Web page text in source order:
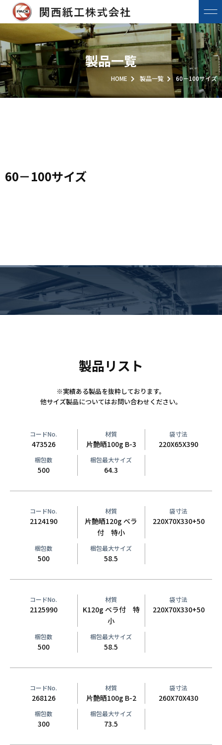
製品一覧
HOME 製品一覧 60－100サイズ
60－100サイズ
製品リスト
※実績ある製品を抜粋しております。
他サイズ製品についてはお問い合わせください。
コードNo.
473526
材質
片艶晒100g B-3
袋寸法
220X65X390
梱包数
500
梱包最大サイズ
64.3
コードNo.
2124190
材質
片艶晒120g ベラ
付 特小
袋寸法
220X70X330+50
梱包数
500
梱包最大サイズ
58.5
コードNo.
2125990
材質
K120g ベラ付 特
小
袋寸法
220X70X330+50
梱包数
500
梱包最大サイズ
58.5
コードNo.
268126
材質
片艶晒100g B-2
袋寸法
260X70X430
梱包数
300
梱包最大サイズ
73.5